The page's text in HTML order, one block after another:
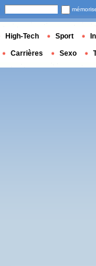
High-Tech Sport
Carrières Sexo